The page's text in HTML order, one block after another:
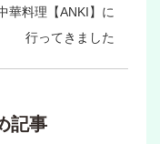
華料理【ANKI】に
行ってきました
記事